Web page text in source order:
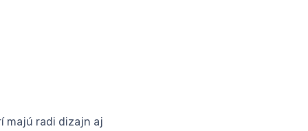
majú radi dizajn aj